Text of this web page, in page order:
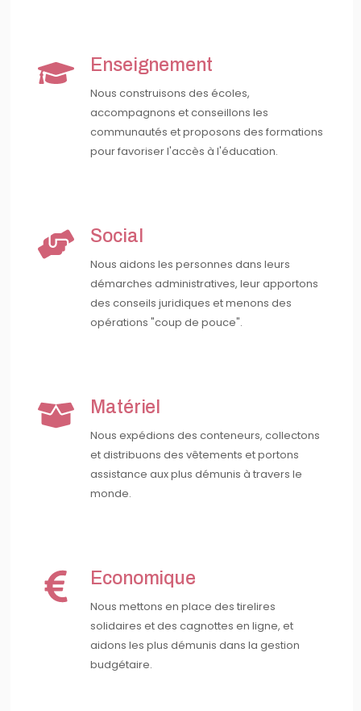
Enseignement
Nous construisons des écoles,
accompagnons et conseillons les
communautés et proposons des formations
pour favoriser l'accès à l'éducation.
Social
Nous aidons les personnes dans leurs
démarches administratives, leur apportons
des conseils juridiques et menons des
opérations "coup de pouce".
Matériel
Nous expédions des conteneurs, collectons
et distribuons des vêtements et portons
assistance aux plus démunis à travers le
monde.
Economique
Nous mettons en place des tirelires
solidaires et des cagnottes en ligne, et
aidons les plus démunis dans la gestion
budgétaire.